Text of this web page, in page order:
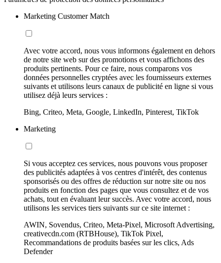
Marketing Customer Match
Avec votre accord, nous vous informons également en dehors
de notre site web sur des promotions et vous affichons des
produits pertinents. Pour ce faire, nous comparons vos
données personnelles cryptées avec les fournisseurs externes
suivants et utilisons leurs canaux de publicité en ligne si vous
utilisez déjà leurs services :
Bing, Criteo, Meta, Google, LinkedIn, Pinterest, TikTok
Marketing
Si vous acceptez ces services, nous pouvons vous proposer
des publicités adaptées à vos centres d'intérêt, des contenus
sponsorisés ou des offres de réduction sur notre site ou nos
produits en fonction des pages que vous consultez et de vos
achats, tout en évaluant leur succès. Avec votre accord, nous
utilisons les services tiers suivants sur ce site internet :
AWIN, Sovendus, Criteo, Meta-Pixel, Microsoft Advertising,
creativecdn.com (RTBHouse), TikTok Pixel,
Recommandations de produits basées sur les clics, Ads
Defender